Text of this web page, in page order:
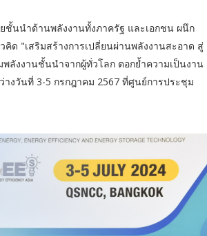
ชั้นนำด้านพลังงานทั้งภาครัฐ และเอกชน ผนึก
คิด "เสริมสร้างการเปลี่ยนผ่านพลังงานสะอาด สู่
ลังงานชั้นนำจากผู้ทั่วโลก ตอกย้ำความเป็นงาน
งวันที่ 3-5 กรกฎาคม 2567 ที่ศูนย์การประชุม